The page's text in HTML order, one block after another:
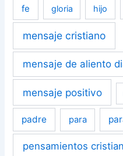
fe gloria hijo
mensaje cristiano
mensaje de aliento
mensaje positivo
padre para
pensamientos